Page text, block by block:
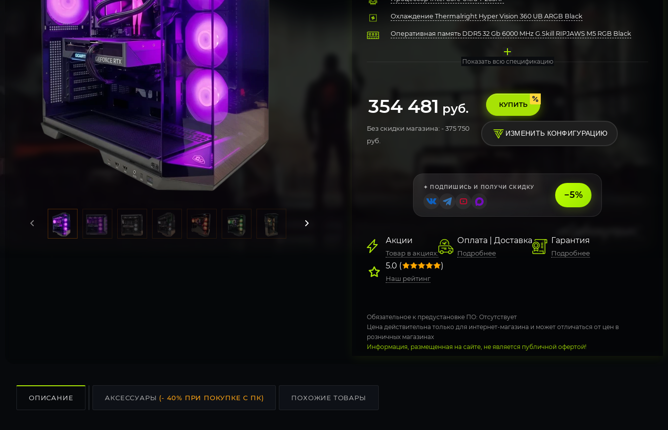
Охлаждение Thermalright Hyper Vision 360 UB ARGB Black
Оперативная память DDR5 32 Gb 6000 MHz G.Skill RIPJAWS M5 RGB Black
Показать всю спецификацию
354 481 руб.
Без скидки магазина: -375 750
руб.
КУПИТЬ
ИЗМЕНИТЬ КОНФИГУРАЦИЮ
✦ ПОДПИШИСЬ И ПОЛУЧИ СКИДКУ
−5%
Акции
Товар в акциях:
Оплата | Доставка
Подробнее
Гарантия
Подробнее
5.0 ( )
Наш рейтинг
Обязательное к предустановке ПО: Отсутствует
Цена действительна только для интернет-магазина и может отличаться от цен в
розничных магазинах
Информация, размещенная на сайте, не является публичной офертой!
ОПИСАНИЕ АКСЕССУАРЫ (- 40% ПРИ ПОКУПКЕ С ПК) ПОХОЖИЕ ТОВАРЫ